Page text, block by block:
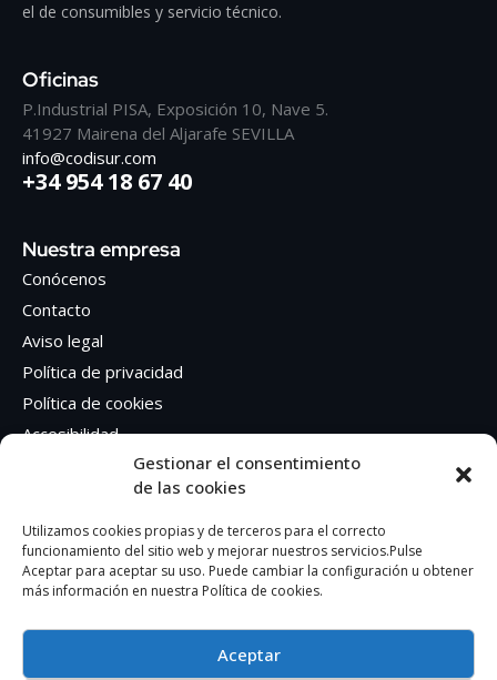
Gestionar el consentimiento
de las cookies
Utilizamos cookies propias y de terceros para el correcto
funcionamiento del sitio web y mejorar nuestros servicios.Pulse
Aceptar para aceptar su uso. Puede cambiar la configuración u obtener
más información en nuestra Política de cookies.
Aceptar
el de consumibles y servicio técnico.
Oficinas
P.Industrial PISA, Exposición 10, Nave 5.
41927 Mairena del Aljarafe SEVILLA
info@codisur.com
+34 954 18 67 40
Nuestra empresa
Conócenos
Contacto
Aviso legal
Política de privacidad
Política de cookies
Accesibilidad
Síguenos en Redes sociales
Facebook
Instagram